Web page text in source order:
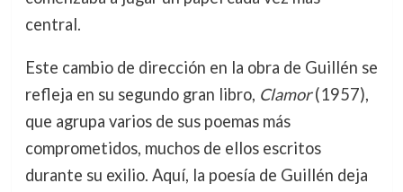
central.
Este cambio de dirección en la obra de Guillén se
refleja en su segundo gran libro, Clamor(1957),
que agrupa varios de sus poemas más
comprometidos, muchos de ellos escritos
durante su exilio. Aquí, la poesía de Guillén deja